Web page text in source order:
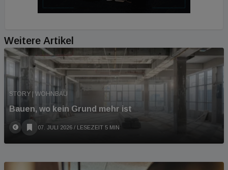
Weitere Artikel
STORY | WOHNBAU
Bauen, wo kein Grund mehr ist
07. JULI 2026 / LESEZEIT 5 MIN